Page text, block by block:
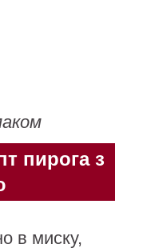
пирога з
в миску,